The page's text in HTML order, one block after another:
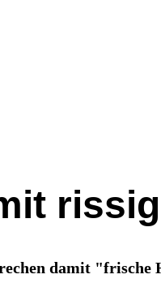
damit "frische